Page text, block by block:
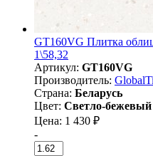
GT160VG Плитка
1\58,32
Артикул: GT160VG
Производитель:
Страна: Беларусь
Цвет: Светло-бежевый
Цена: 1 430 ₽
-